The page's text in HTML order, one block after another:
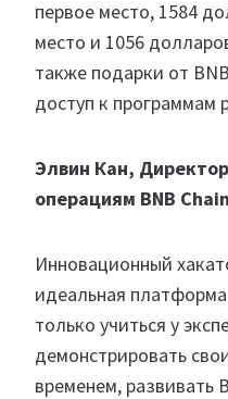
первое место, 1584
место и 1056
также подарки от
доступ к программам
Элвин Кан,
операциям BNB Chain
Инновационный
идеальная
только учиться у
демонстрировать
временем, развивать